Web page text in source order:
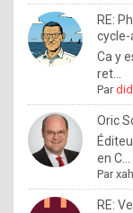
RE:
cycle-
Ca y
ret...
Par
Oric
en C...
Par
RE: